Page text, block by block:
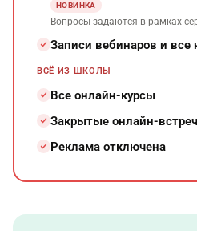
НОВИНКА
Вопросы задаются в рамках
Записи вебинаров и
ВСЁ ИЗ ШКОЛЫ
Все онлайн-курсы
Закрытые онлайн-
Реклама отключена